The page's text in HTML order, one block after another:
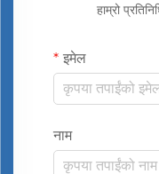
हाम्रो
इमेल
नाम